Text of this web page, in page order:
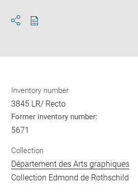
Inventory number
3845 LR/ Recto
Former inventory number:
5671
Collection
Département des Arts graphiques
Collection Edmond de Rothschild